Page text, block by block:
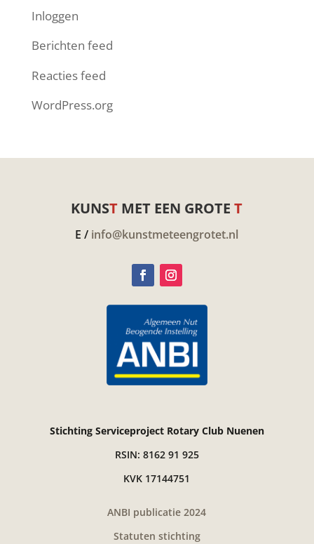
Inloggen
Berichten feed
Reacties feed
WordPress.org
KUNST MET EEN GROTET
E / info@kunstmeteengrotet.nl
Stichting Serviceproject Rotary Club Nuenen
RSIN: 8162 91 925
KVK 17144751
ANBI publicatie 2024
Statuten stichting